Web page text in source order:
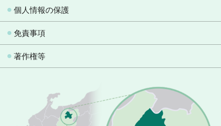
個人情報の保護
免責事項
著作権等